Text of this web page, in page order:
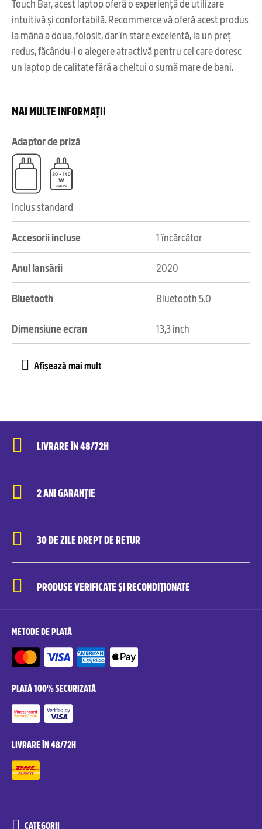
Touch Bar, acest laptop oferă o experiență de utilizare
intuitivă și confortabilă. Recommerce vă oferă acest produs
la mâna a doua, folosit, dar în stare excelentă, la un preț
redus, făcându-l o alegere atractivă pentru cei care doresc
un laptop de calitate fără a cheltui o sumă mare de bani.
MAI MULTE INFORMAȚII
Adaptor de priză
Inclus standard
Accesorii incluse 1 încărcător
Anul lansării 2020
Bluetooth Bluetooth 5.0
Dimensiune ecran 13,3 inch
LIVRARE ÎN 48/72H
2 ANI GARANȚIE
30 DE ZILE DREPT DE RETUR
PRODUSE VERIFICATE ȘI RECONDIȚIONATE
METODE DE PLATĂ
PLATĂ 100% SECURIZATĂ
LIVRARE ÎN 48/72H
CATEGORII